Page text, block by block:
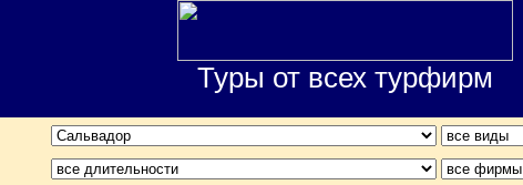
Туры от всех турфирм